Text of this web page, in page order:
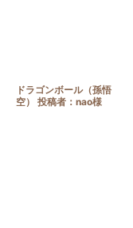
ドラゴンボール（孫悟
空） 投稿者：nao様